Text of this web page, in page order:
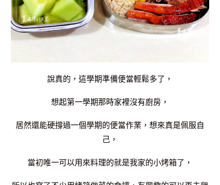
說真的，這學期準備便當輕鬆多了，
想起第一學期那時家裡沒有廚房，
居然還能硬撐過一個學期的便當作業，想來真是佩服自
己，
當初唯一可以用來料理的就是我家的小烤箱了，